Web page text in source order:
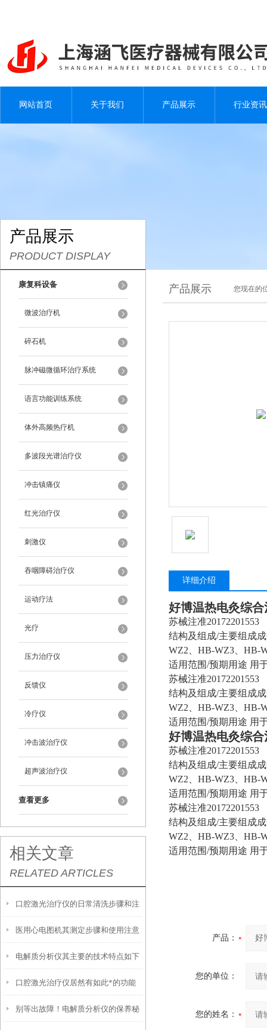
网站首页 关于我们 产品展示 行业资讯
产品展示
PRODUCT DISPLAY
康复科设备
微波治疗机
碎石机
脉冲磁微循环治疗系统
语言功能训练系统
体外高频热疗机
多波段光谱治疗仪
冲击镇痛仪
红光治疗仪
刺激仪
吞咽障碍治疗仪
运动疗法
光疗
压力治疗仪
反馈仪
冷疗仪
冲击波治疗仪
超声波治疗仪
查看更多
相关文章
RELATED ARTICLES
口腔激光治疗仪的日常清洗步骤和注
意事项
医用心电图机其测定步骤和使用注意
事项如下
电解质分析仪其主要的技术特点如下
口腔激光治疗仪居然有如此*的功能
别等出故障！电解质分析仪的保养秘
产品展示 您现在的
详细介绍
好博温热电灸综合
苏械注准20172201553
结构及组成/主要组成
WZ2、HB-WZ3、HB-
适用范围/预期用途 用
苏械注准20172201553
结构及组成/主要组成
WZ2、HB-WZ3、HB-
适用范围/预期用途 用
好博温热电灸综合
苏械注准20172201553
结构及组成/主要组成
WZ2、HB-WZ3、HB-
适用范围/预期用途 用
苏械注准20172201553
结构及组成/主要组成
WZ2、HB-WZ3、HB-
适用范围/预期用途 用
产品：
您的单位：
您的姓名：